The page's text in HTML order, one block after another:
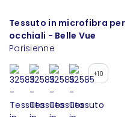
Tessuto in microfibra per
occhiali - Belle Vue
Parisienne
+10